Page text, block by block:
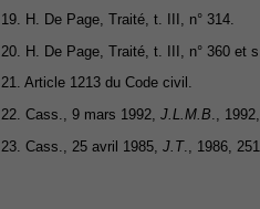
19. H. De Page, Traité, t. III, n° 314.
20. H. De Page, Traité, t. III, n° 360 et s.
21. Article 1213 du Code civil.
22. Cass., 9 mars 1992, J.L.M.B.,
23. Cass., 25 avril 1985, J.T., 1986, 251.